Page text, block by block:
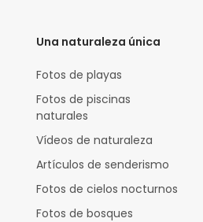
Una naturaleza única
Fotos de playas
Fotos de piscinas
naturales
Vídeos de naturaleza
Artículos de senderismo
Fotos de cielos nocturnos
Fotos de bosques